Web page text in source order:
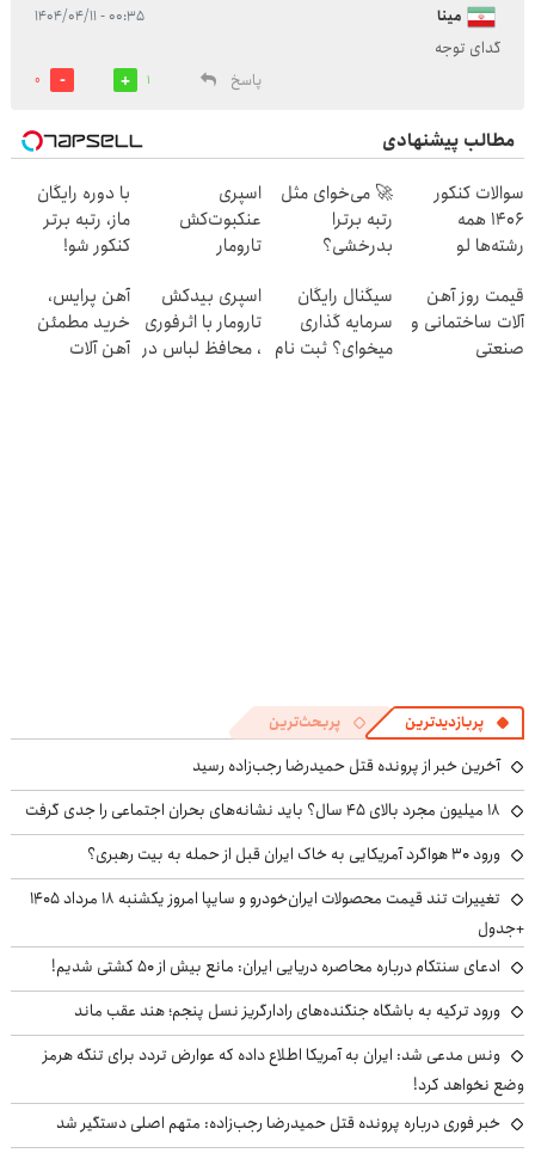
مینا ۰۰:۳۵ - ۱۴۰۴/۰۴/۱۱
گدای توجه
پاسخ
1
0
مطالب پیشنهادی
سوالات کنکور
1406 همه
رشته‌ها لو
🚀 می‌خوای مثل
رتبه برترا
بدرخشی؟
تابستون فقط در
یک هفته 📚
اسپری
عنکبوت‌‌کش
تارومار
عنکبوت
با دوره رایگان
ماز، رتبه برتر
کنکور شو!
قیمت روز آهن
آلات ساختمانی و
صنعتی
سیگنال رایگان
سرمایه گذاری
میخوای؟ ثبت نام
اسپری بیدکش
تارومار با اثرفوری
، محافظ لباس در
آهن پرایس،
خرید مطمئن
آهن آلات
پربازدیدترین پربحث‌ترین
آخرین خبر از پرونده قتل حمیدرضا رجب‌زاده رسید
۱۸ میلیون مجرد بالای ۴۵ سال؟ باید نشانه‌های بحران اجتماعی را جدی گرفت
ورود ۳۰ هواگرد آمریکایی به خاک ایران قبل از حمله به بیت رهبری؟
تغییرات تند قیمت محصولات ایران‌خودرو و سایپا امروز یکشنبه ۱۸ مرداد ۱۴۰۵
+جدول
ادعای سنتکام درباره محاصره دریایی ایران: مانع بیش از ۵۰ کشتی شدیم!
ورود ترکیه به باشگاه جنگنده‌های رادارگریز نسل پنجم؛ هند عقب ماند
ونس مدعی شد: ایران به آمریکا اطلاع داده که عوارض تردد برای تنگه هرمز
وضع نخواهد کرد!
خبر فوری درباره پرونده قتل حمیدرضا رجب‌زاده: متهم اصلی دستگیر شد